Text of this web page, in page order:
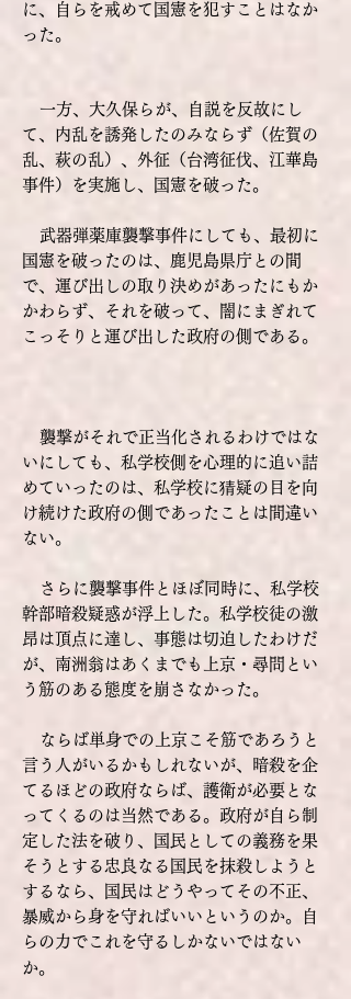
に、自らを戒めて国憲を犯すことはなか
った。
一方、大久保らが、自説を反故にし
て、内乱を誘発したのみならず（佐賀の
乱、萩の乱）、外征（台湾征伐、江華島
事件）を実施し、国憲を破った。
武器弾薬庫襲撃事件にしても、最初に
国憲を破ったのは、鹿児島県庁との間
で、運び出しの取り決めがあったにもか
かわらず、それを破って、闇にまぎれて
こっそりと運び出した政府の側である。
襲撃がそれで正当化されるわけではな
いにしても、私学校側を心理的に追い詰
めていったのは、私学校に猜疑の目を向
け続けた政府の側であったことは間違い
ない。
さらに襲撃事件とほぼ同時に、私学校
幹部暗殺疑惑が浮上した。私学校徒の激
昂は頂点に達し、事態は切迫したわけだ
が、南洲翁はあくまでも上京・尋問とい
う筋のある態度を崩さなかった。
ならば単身での上京こそ筋であろうと
言う人がいるかもしれないが、暗殺を企
てるほどの政府ならば、護衛が必要とな
ってくるのは当然である。政府が自ら制
定した法を破り、国民としての義務を果
そうとする忠良なる国民を抹殺しようと
するなら、国民はどうやってその不正、
暴威から身を守ればいいというのか。自
らの力でこれを守るしかないではない
か。